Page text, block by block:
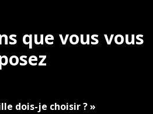
que vous vous
dois-je choisir ? »